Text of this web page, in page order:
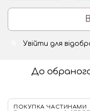
Увійти для
До
ПОКУПКА ЧАСТИНАМИ